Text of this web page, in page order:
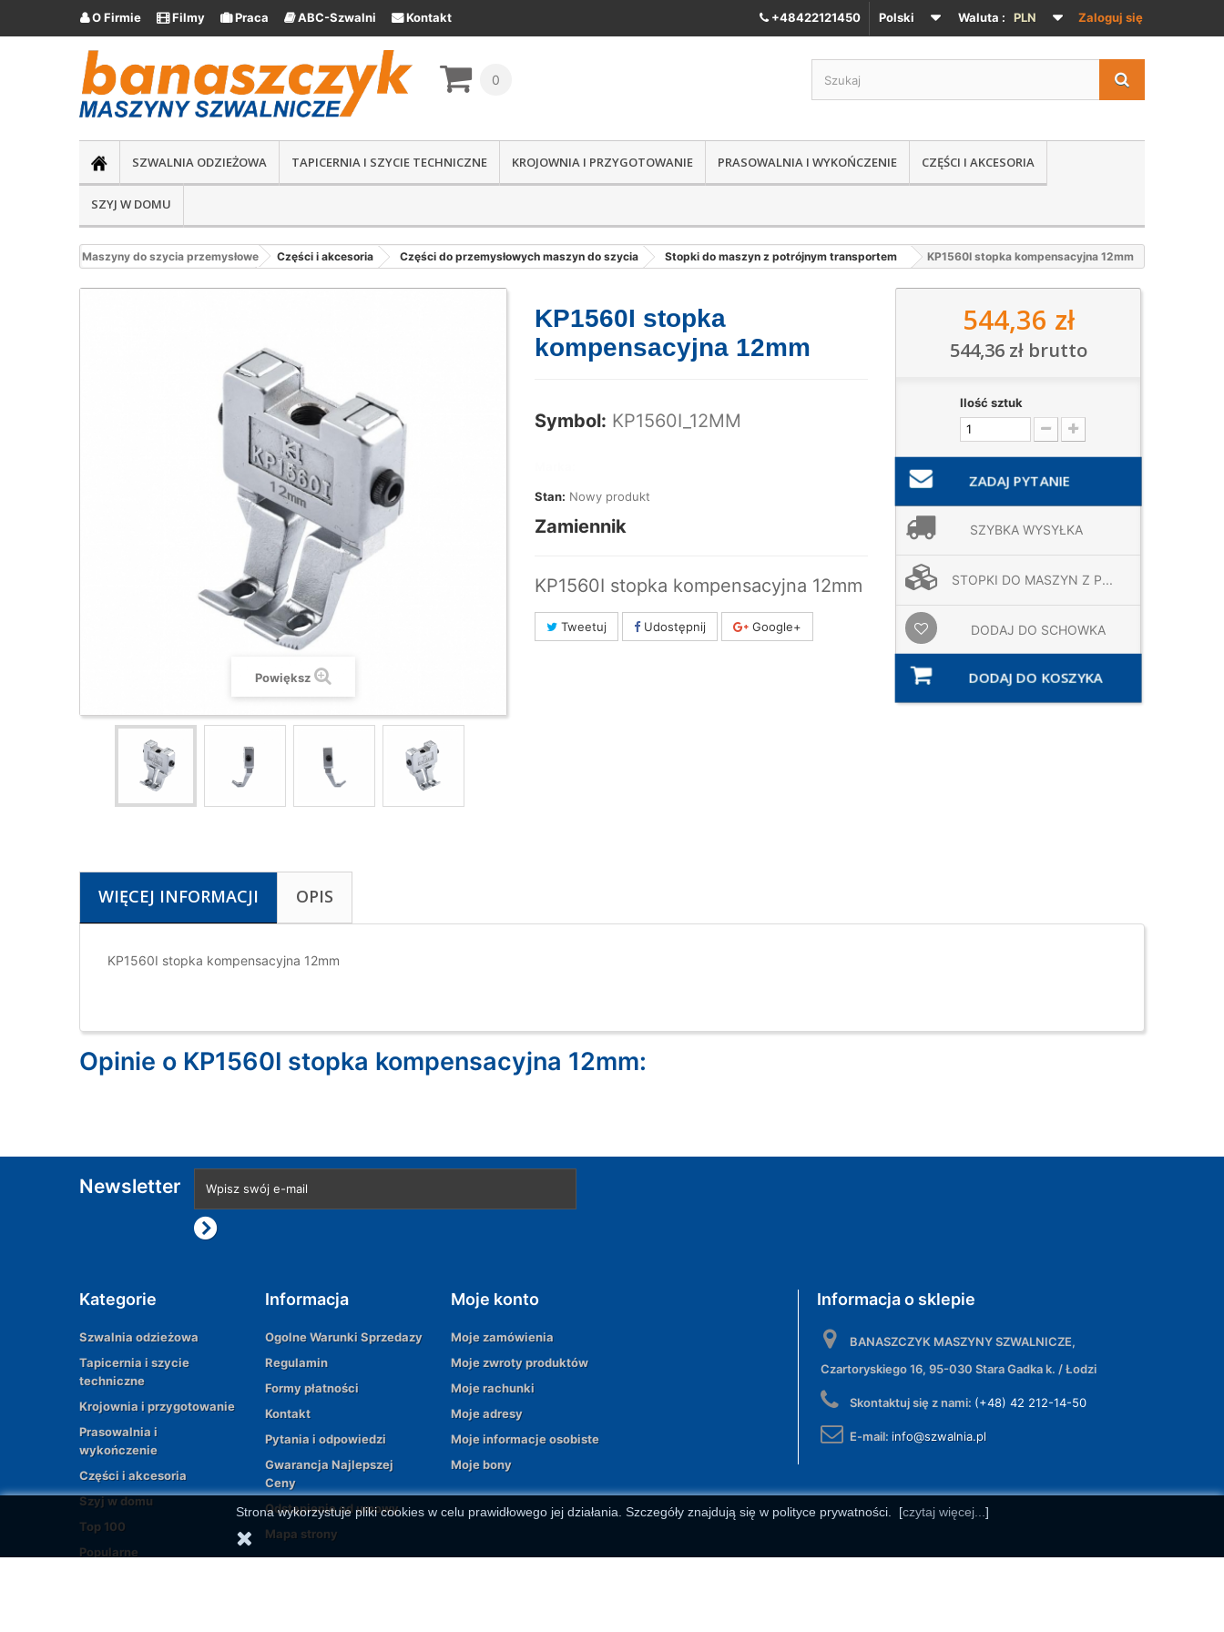
Zaloguj się
Waluta : PLN
Polski
O Firmie Filmy Praca ABC-Szwalni Kontakt +48422121450
0
SZWALNIA ODZIEŻOWA TAPICERNIA I SZYCIE TECHNICZNE KROJOWNIA I PRZYGOTOWANIE PRASOWALNIA I WYKOŃCZENIE CZĘŚCI I AKCESORIA
SZYJ W DOMU
Maszyny do szycia przemysłowe Części i akcesoria Części do przemysłowych maszyn do szycia Stopki do maszyn z potrójnym transportem KP1560I stopka kompensacyjna 12mm
Powiększ
KP1560I stopka
kompensacyjna 12mm
Symbol: KP1560I_12MM
Stan: Nowy produkt
Zamiennik
KP1560I stopka kompensacyjna 12mm
Tweetuj Udostępnij Google+
544,36 zł
544,36 złbrutto
Ilość sztuk
ZADAJ PYTANIE
SZYBKA WYSYŁKA
STOPKI DO MASZYN Z P...
DODAJ DO SCHOWKA
DODAJ DO KOSZYKA
WIĘCEJ INFORMACJI OPIS
KP1560I stopka kompensacyjna 12mm
Opinie o KP1560I stopka kompensacyjna 12mm:
Newsletter
Kategorie
Szwalnia odzieżowa
Tapicernia i szycie
techniczne
Krojownia i przygotowanie
Prasowalnia i
wykończenie
Części i akcesoria
Szyj w domu
Top 100
Popularne
Informacja
Ogolne Warunki Sprzedazy
Regulamin
Formy płatności
Kontakt
Pytania i odpowiedzi
Gwarancja Najlepszej
Ceny
Odstąpienie od umowy
Mapa strony
Moje konto
Moje zamówienia
Moje zwroty produktów
Moje rachunki
Moje adresy
Moje informacje osobiste
Moje bony
Informacja o sklepie
BANASZCZYK MASZYNY SZWALNICZE,
Czartoryskiego 16, 95-030 Stara Gadka k. / Łodzi
Skontaktuj się z nami: (+48) 42 212-14-50
E-mail: info@szwalnia.pl
Strona wykorzystuje pliki cookies w celu prawidłowego jej działania. Szczegóły znajdują się w polityce prywatności. [czytaj więcej... ]